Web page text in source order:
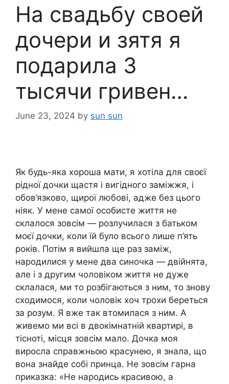
На свадьбу своей
дочери и зятя я
подарила 3
тысячи гривен…
June 23, 2024 by sun sun
Як будь-яка хороша мати, я хотіла для своєї
рідної дочки щастя і вигідного заміжжя, і
обов’язково, щирої любові, адже без цього
ніяк. У мене самої особисте життя не
склалося зовсім — розлучилася з батьком
моєї дочки, коли їй було всього лише п’ять
років. Потім я вийшла ще раз заміж,
народилися у мене два синочка — двійнята,
але і з другим чоловіком життя не дуже
склалася, ми то розбігаються з ним, то знову
сходимося, коли чоловік хоч трохи береться
за розум. Я вже так втомилася з ним. А
живемо ми всі в двокімнатній квартирі, в
тісноті, місця зовсім мало. Дочка моя
виросла справжньою красунею, я знала, що
вона знайде собі принца. Не зовсім гарна
приказка: «Не народись красивою, а